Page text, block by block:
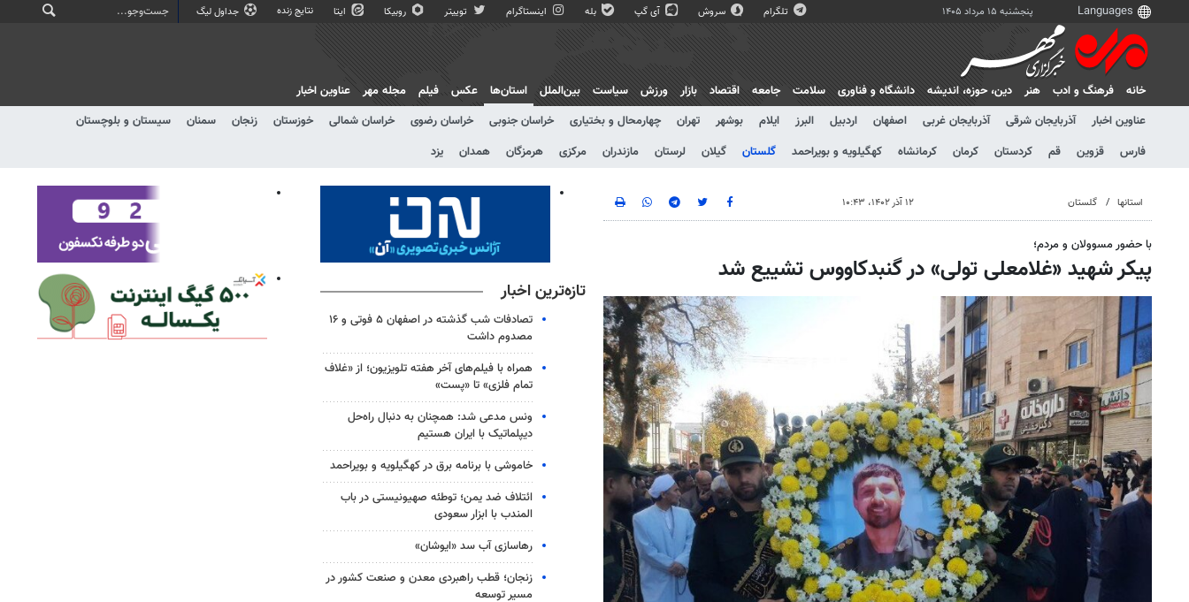
پنجشنبه ۱۵ مرداد ۱۴۰۵ تلگرام سروش آی گپ بله اینستاگرام توییتر روبیکا ایتا نتایج زنده جداول لیگ
خانه فرهنگ و ادب هنر دين، حوزه، انديشه دانشگاه و فناوری سلامت جامعه اقتصاد بازار ورزش سیاست بین‌الملل
استان‌ها
عناوین اخبار
آذربایجان شرقی آذربایجان غربی اصفهان اردبیل البرز ایلام بوشهر تهران چهارمحال و بختیاری خراسان جنوبی خراسان رضوی خراسان شمالی خوزستان زنجان سمنان
سیستان و بلوچستان
فارس
قزوین قم کردستان کرمان کرمانشاه کهگیلویه و بویراحمد گلستان گیلان لرستان مازندران مرکزی هرمزگان همدان یزد
عکس فیلم مجله مهر عناوین اخبار
استانها گلستان ۱۲ آذر ۱۴۰۲، ۱۰:۴۳
با حضور مسوولان و مردم؛
پیکر شهید «غلامعلی تولی» در گنبدکاووس تشییع شد
تازه‌ترین اخبار
تصادفات شب گذشته در اصفهان ۵ فوتی و ۱۶
مصدوم داشت
همراه با فیلم‌های آخر هفته تلویزیون؛ از «غلاف
تمام فلزی» تا «پست»
ونس مدعی شد: همچنان به دنبال راه‌حل
دیپلماتیک با ایران هستیم
خاموشی با برنامه برق در کهگیلویه و بویراحمد
ائتلاف ضد یمن؛ توطئه صهیونیستی در باب
المندب با ابزار سعودی
رهاسازی آب سد «ایوشان»
زنجان؛ قطب راهبردی معدن و صنعت کشور در
مسیر توسعه